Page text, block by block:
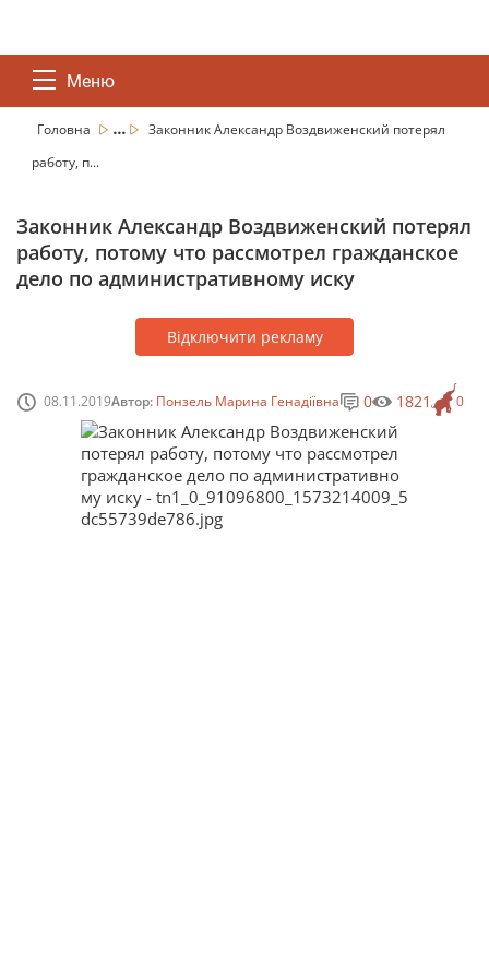
Меню
Головна ...
Законник Александр Воздвиженский потерял
работу, п...
Законник Александр Воздвиженский потерял
работу, потому что рассмотрел гражданское
дело по административному иску
Відключити рекламу
08.11.2019Автор: Понзель Марина Генадіївна 0
0 1821